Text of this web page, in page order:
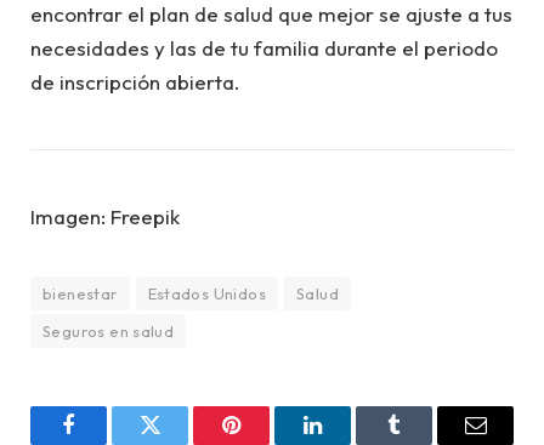
encontrar el plan de salud que mejor se ajuste a tus
necesidades y las de tu familia durante el periodo
de inscripción abierta.
Imagen: Freepik
bienestar Estados Unidos
Salud
Seguros en salud